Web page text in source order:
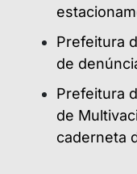
Prefeitura
de
Prefeitura
de
caderneta